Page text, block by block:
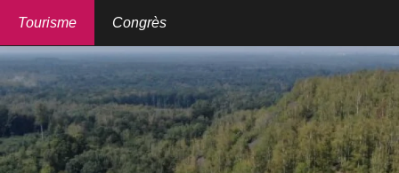
principal
Tourisme Congrès